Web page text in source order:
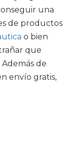
una
de productos
o bien
que
de
envío gratis,